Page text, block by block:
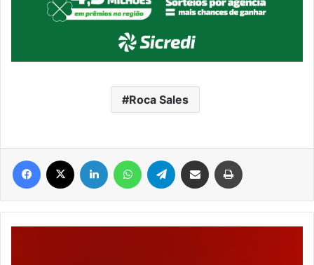
Roca Sales
Facebook Linkedin WhatsAppTelegram Compartilhar via e-mail